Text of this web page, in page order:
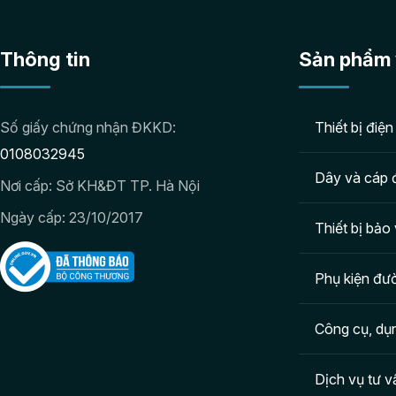
Thông tin
Số giấy chứng nhận ĐKKD:
0108032945
Nơi cấp: Sở KH&ĐT TP. Hà Nội
Ngày cấp: 23/10/2017
Sản
Thiết bị điện
Dây và cáp
Thiết bị bảo
Phụ kiện
Công cụ,
Dịch vụ tư